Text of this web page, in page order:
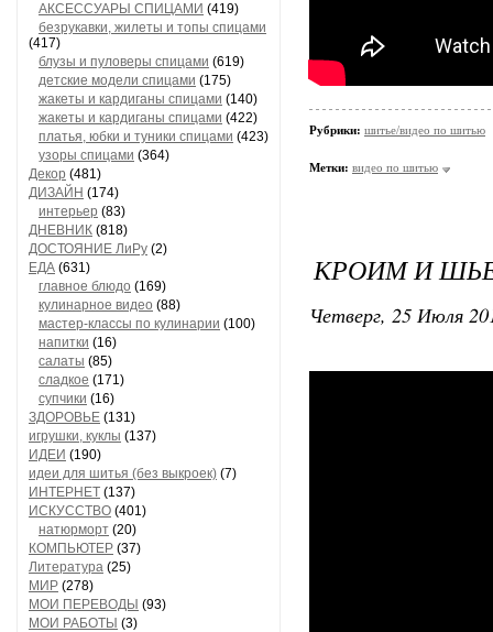
АКСЕССУАРЫ СПИЦАМИ (419)
безрукавки, жилеты и топы спицами
(417)
блузы и пуловеры спицами (619)
детские модели спицами (175)
жакеты и кардиганы спицами (140)
жакеты и кардиганы спицами (422)
платья, юбки и туники спицами (423)
узоры спицами (364)
Декор (481)
ДИЗАЙН (174)
интерьер (83)
ДНЕВНИК (818)
ДОСТОЯНИЕ ЛиРу (2)
ЕДА (631)
главное блюдо (169)
кулинарное видео (88)
мастер-классы по кулинарии (100)
напитки (16)
салаты (85)
сладкое (171)
супчики (16)
ЗДОРОВЬЕ (131)
игрушки, куклы (137)
ИДЕИ (190)
идеи для шитья (без выкроек) (7)
ИНТЕРНЕТ (137)
ИСКУССТВО (401)
натюрморт (20)
КОМПЬЮТЕР (37)
Литература (25)
МИР (278)
МОИ ПЕРЕВОДЫ (93)
МОИ РАБОТЫ (3)
Рубрики: шитье/видео по шитью
Метки: видео по шитью
КРОИМ И
Четверг, 25 Июля